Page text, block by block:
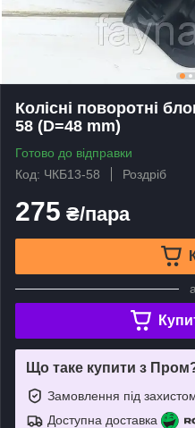
Колісні поворотні
58 (D=48 mm)
Готово до відправки
Код: ЧКБ13-58
Роздріб
275 ₴/пара
Що таке купити з
Замовлення під
Доступна доставка